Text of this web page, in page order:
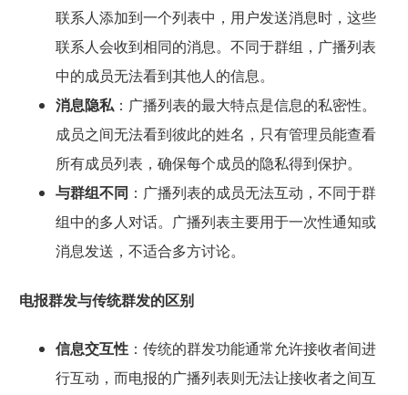
联系人添加到一个列表中，用户发送消息时，这些
联系人会收到相同的消息。不同于群组，广播列表
中的成员无法看到其他人的信息。
消息隐私：广播列表的最大特点是信息的私密性。
成员之间无法看到彼此的姓名，只有管理员能查看
所有成员列表，确保每个成员的隐私得到保护。
与群组不同 ：广播列表的成员无法互动，不同于群
组中的多人对话。广播列表主要用于一次性通知或
消息发送，不适合多方讨论。
电报群发与传统群发的区别
信息交互性：传统的群发功能通常允许接收者间进
行互动，而电报的广播列表则无法让接收者之间互